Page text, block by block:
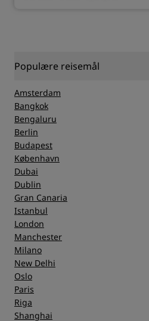
Populære reisemål
Amsterdam
Bangkok
Bengaluru
Berlin
Budapest
København
Dubai
Dublin
Gran Canaria
Istanbul
London
Manchester
Milano
New Delhi
Oslo
Paris
Riga
Shanghai